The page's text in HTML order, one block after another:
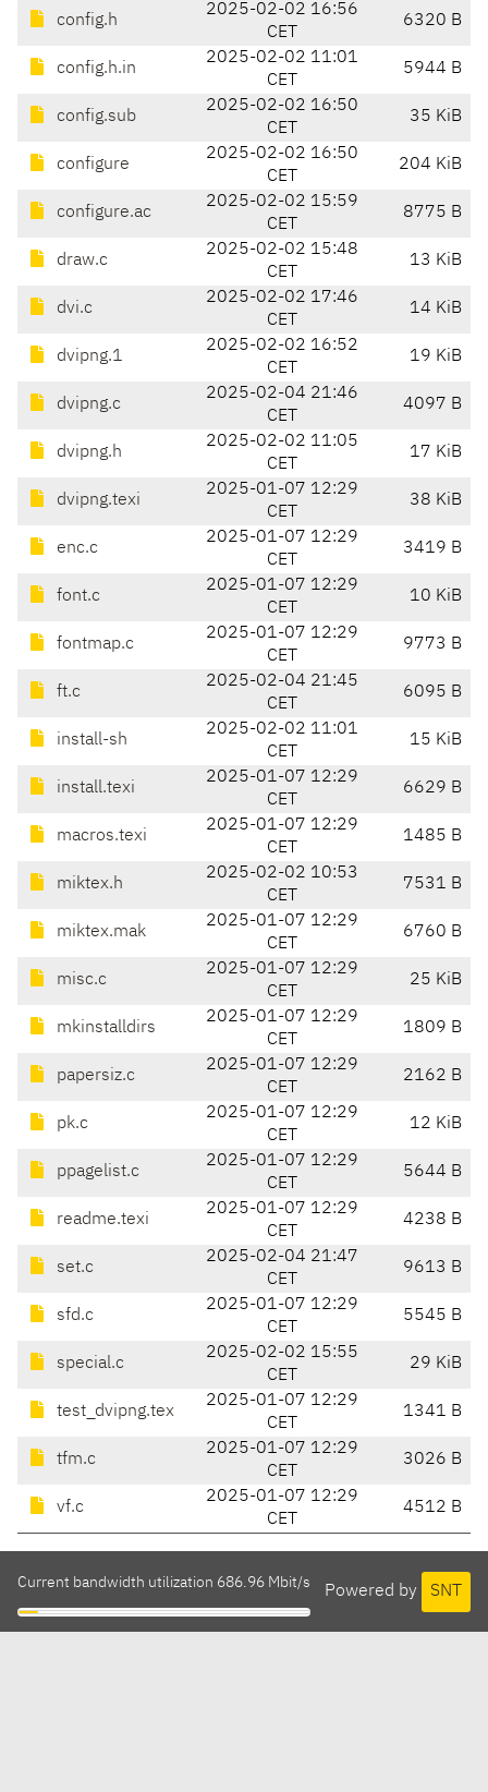
config.h
2025-02-02 16:56
CET
6320 B
config.h.in
2025-02-02 11:01
CET
5944 B
config.sub
2025-02-02 16:50
CET
35 KiB
configure
2025-02-02 16:50
CET
204 KiB
configure.ac
2025-02-02 15:59
CET
8775 B
draw.c
2025-02-02 15:48
CET
13 KiB
dvi.c
2025-02-02 17:46
CET
14 KiB
dvipng.1
2025-02-02 16:52
CET
19 KiB
dvipng.c
2025-02-04 21:46
CET
4097 B
dvipng.h
2025-02-02 11:05
CET
17 KiB
dvipng.texi
2025-01-07 12:29
CET
38 KiB
enc.c
2025-01-07 12:29
CET
3419 B
font.c
2025-01-07 12:29
CET
10 KiB
fontmap.c
2025-01-07 12:29
CET
9773 B
ft.c
2025-02-04 21:45
CET
6095 B
install-sh
2025-02-02 11:01
CET
15 KiB
install.texi
2025-01-07 12:29
CET
6629 B
macros.texi
2025-01-07 12:29
CET
1485 B
miktex.h
2025-02-02 10:53
CET
7531 B
miktex.mak
2025-01-07 12:29
CET
6760 B
misc.c
2025-01-07 12:29
CET
25 KiB
mkinstalldirs
2025-01-07 12:29
CET
1809 B
papersiz.c
2025-01-07 12:29
CET
2162 B
pk.c
2025-01-07 12:29
CET
12 KiB
ppagelist.c
2025-01-07 12:29
CET
5644 B
readme.texi
2025-01-07 12:29
CET
4238 B
set.c
2025-02-04 21:47
CET
9613 B
sfd.c
2025-01-07 12:29
CET
5545 B
special.c
2025-02-02 15:55
CET
29 KiB
test_dvipng.tex
2025-01-07 12:29
CET
1341 B
tfm.c
2025-01-07 12:29
CET
3026 B
vf.c
2025-01-07 12:29
CET
4512 B
Powered by SNT
Current bandwidth utilization 686.96 Mbit/s